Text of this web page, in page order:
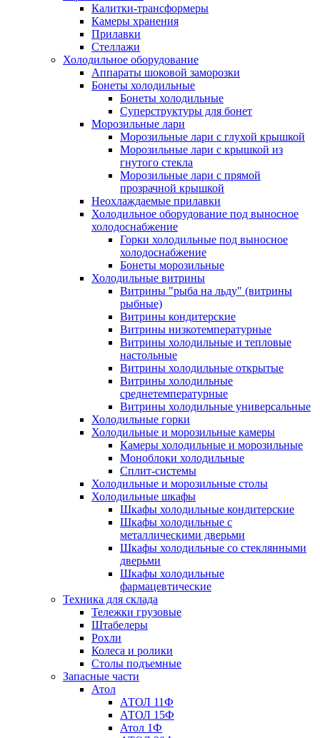
Калитки-трансформеры
Камеры хранения
Прилавки
Стеллажи
Холодильное оборудование
Аппараты шоковой заморозки
Бонеты холодильные
Бонеты холодильные
Суперструктуры для бонет
Морозильные лари
Морозильные лари с глухой крышкой
Морозильные лари с крышкой из
гнутого стекла
Морозильные лари с прямой
прозрачной крышкой
Неохлаждаемые прилавки
Холодильное оборудование под выносное
холодоснабжение
Горки холодильные под выносное
холодоснабжение
Бонеты морозильные
Холодильные витрины
Витрины "рыба на льду" (витрины
рыбные)
Витрины кондитерские
Витрины низкотемпературные
Витрины холодильные и тепловые
настольные
Витрины холодильные открытые
Витрины холодильные
среднетемпературные
Витрины холодильные универсальные
Холодильные горки
Холодильные и морозильные камеры
Камеры холодильные и морозильные
Моноблоки холодильные
Сплит-системы
Холодильные и морозильные столы
Холодильные шкафы
Шкафы холодильные кондитерские
Шкафы холодильные с
металлическими дверьми
Шкафы холодильные со стеклянными
дверьми
Шкафы холодильные
фармацевтические
Техника для склада
Тележки грузовые
Штабелеры
Рохли
Колеса и ролики
Столы подъемные
Запасные части
Атол
АТОЛ 11Ф
АТОЛ 15Ф
Атол 1Ф